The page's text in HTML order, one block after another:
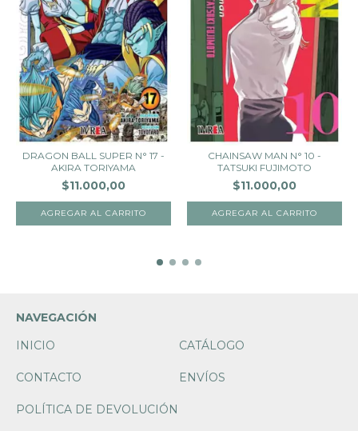
DRAGON BALL SUPER N° 17 -
AKIRA TORIYAMA
$11.000,00
CHAINSAW MAN N° 10 -
TATSUKI FUJIMOTO
$11.000,00
NAVEGACIÓN
INICIO
CATÁLOGO
CONTACTO ENVÍOS
POLÍTICA DE DEVOLUCIÓN